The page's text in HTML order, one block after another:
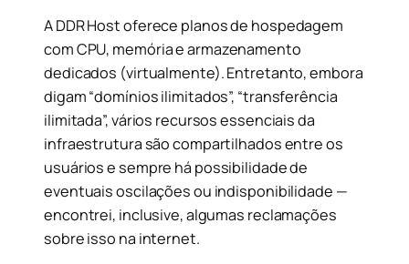
A DDR Host oferece planos de hospedagem
com CPU, memória e armazenamento
dedicados (virtualmente). Entretanto, embora
digam “domínios ilimitados”, “transferência
ilimitada”, vários recursos essenciais da
infraestrutura são compartilhados entre os
usuários e sempre há possibilidade de
eventuais oscilações ou indisponibilidade —
encontrei, inclusive, algumas reclamações
sobre isso na internet.